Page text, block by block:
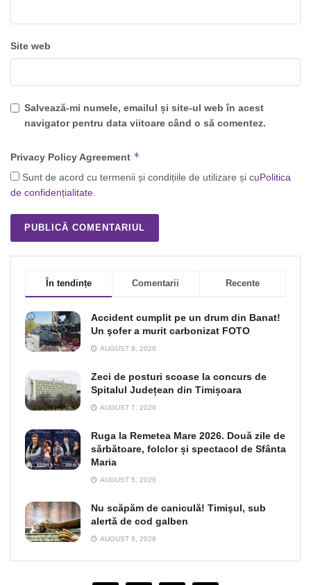
Site web
Salvează-mi numele, emailul și site-ul web în acest
navigator pentru data viitoare când o să comentez.
Privacy Policy Agreement *
Sunt de acord cu termenii și condițiile de utilizare și cuPolitica
de confidențialitate.
În tendințe Comentarii Recente
Accident cumplit pe un drum din Banat!
Un şofer a murit carbonizat FOTO
AUGUST 8, 2026
Zeci de posturi scoase la concurs de
Spitalul Județean din Timișoara
AUGUST 7, 2026
Ruga la Remetea Mare 2026. Două zile de
sărbătoare, folclor și spectacol de Sfânta
Maria
AUGUST 5, 2026
Nu scăpăm de caniculă! Timişul, sub
alertă de cod galben
AUGUST 8, 2026